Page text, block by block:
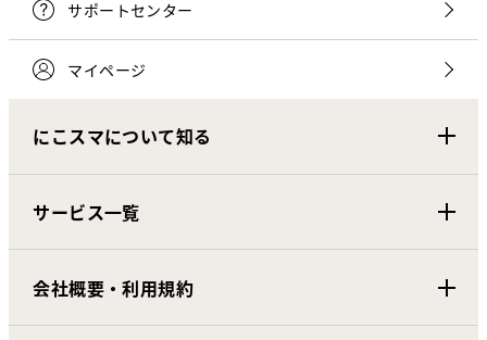
サポートセンター
マイページ
にこスマについて知る
サービス一覧
会社概要・利用規約